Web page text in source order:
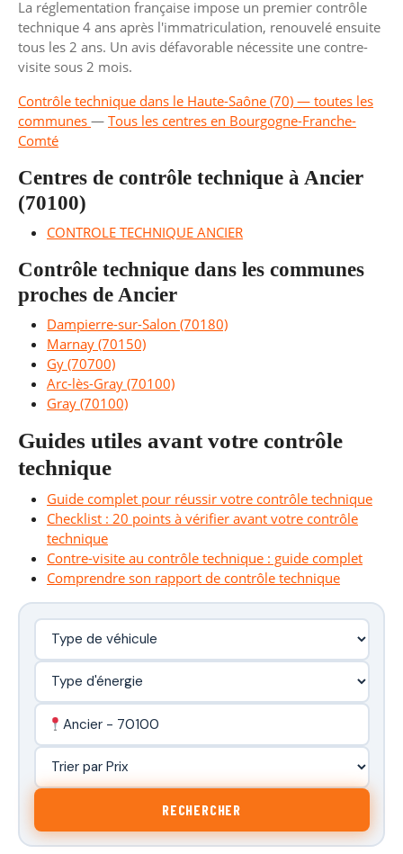
La réglementation française impose un premier contrôle
technique 4 ans après l'immatriculation, renouvelé ensuite
tous les 2 ans. Un avis défavorable nécessite une contre-
visite sous 2 mois.
Contrôle technique dans le Haute-Saône (70) — toutes les
communes — Tous les centres en Bourgogne-Franche-
Comté
Centres de contrôle technique à Ancier
(70100)
CONTROLE TECHNIQUE ANCIER
Contrôle technique dans les communes
proches de Ancier
Dampierre-sur-Salon (70180)
Marnay (70150)
Gy (70700)
Arc-lès-Gray (70100)
Gray (70100)
Guides utiles avant votre contrôle
technique
Guide complet pour réussir votre contrôle technique
Checklist : 20 points à vérifier avant votre contrôle
technique
Contre-visite au contrôle technique : guide complet
Comprendre son rapport de contrôle technique
Ancier - 70100
RECHERCHER